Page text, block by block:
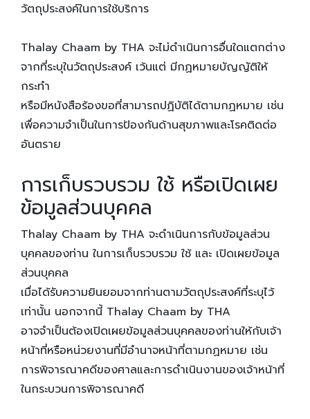
วัตถุประสงค์ในการใช้บริการ
Thalay Chaam by THA จะไม่ดำเนินการอื่นใดแตกต่าง
จากที่ระบุในวัตถุประสงค์ เว้นแต่ มีกฏหมายบัญญัติให้
กระทำ
หรือมีหนังสือร้องขอที่สามารถปฏิบัติได้ตามกฏหมาย เช่น
เพื่อความจำเป็นในการป้องกันด้านสุขภาพและโรคติดต่อ
อันตราย
การเก็บรวบรวม ใช้ หรือเปิดเผย
ข้อมูลส่วนบุคคล
Thalay Chaam by THA จะดำเนินการกับข้อมูลส่วน
บุคคลของท่าน ในการเก็บรวบรวม ใช้ และ เปิดเผยข้อมูล
ส่วนบุคคล
เมื่อได้รับความยินยอมจากท่านตามวัตถุประสงค์ที่ระบุไว้
เท่านั้น นอกจากนี้ Thalay Chaam by THA
อาจจำเป็นต้องเปิดเผยข้อมูลส่วนบุคคลของท่านให้กับเจ้า
หน้าที่หรือหน่วยงานที่มีอำนาจหน้าที่ตามกฏหมาย เช่น
การพิจารณาคดีของศาลและการดำเนินงานของเจ้าหน้าที่
ในกระบวนการพิจารณาคดี